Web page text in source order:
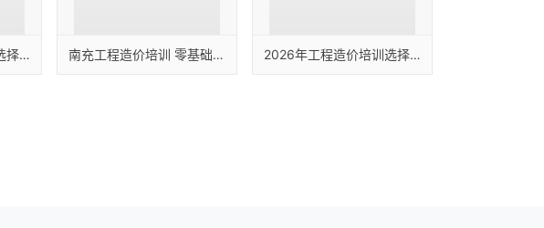
2026年工程造价培训选择指南：适配建筑多场景技能提升与职业发展 南充工程造价培训 零基础工程造价培训学校 2026年工程造价培训选择指南：适配建筑行业多场景学习需求